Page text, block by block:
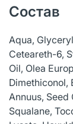
Состав
Aqua,
Ceteareth-6,
Oil, Olea
Dimethiconol,
Annuus,
Squalane,